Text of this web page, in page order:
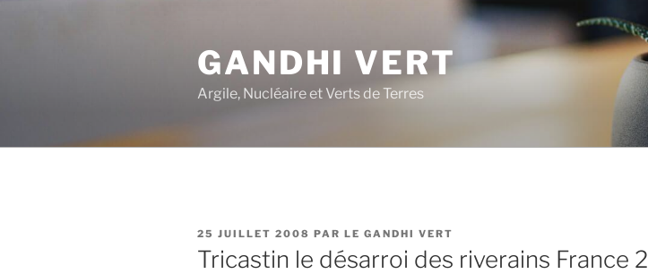
GANDHI VERT
Argile, Nucléaire et Verts de Terres
PUBLIÉ
LE
25 JUILLET 2008 PAR LE GANDHI VERT
Tricastin le désarroi des riverains France 2